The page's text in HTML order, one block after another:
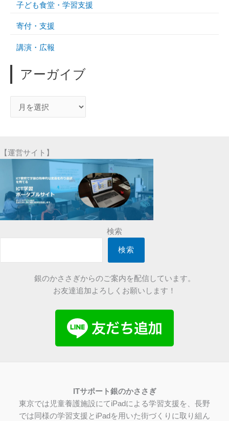
子ども食堂・学習支援
寄付・支援
講演・広報
アーガイブ
ブ
【運営サイト】
検索
検索
銀のかささぎからのご案内を配信しています。
お友達追加よろしくお願いします！
ITサポート銀のかささぎ
東京では児童養護施設にてiPadによる学習支援を、長野
では同様の学習支援とiPadを用いた街づくりに取り組ん